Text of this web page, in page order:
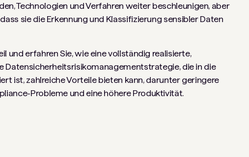
Technologien und Verfahren weiter beschleunigen, aber
sie die Erkennung und Klassifizierung sensibler Daten
und erfahren Sie, wie eine vollständig realisierte,
Datensicherheitsrisikomanagementstrategie, die in die
ist, zahlreiche Vorteile bieten kann, darunter geringere
Probleme und eine höhere Produktivität.